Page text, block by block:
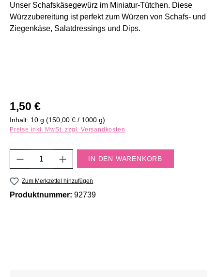
Unser Schafskäsegewürz im Miniatur-Tütchen. Diese
Würzzubereitung ist perfekt zum Würzen von Schafs- und
Ziegenkäse, Salatdressings und Dips.
Regulärer Preis:
1,50 €
Inhalt: 10 g (150,00 € / 1000 g)
Preise inkl. MwSt. zzgl. Versandkosten
Produkt Anzahl: Gib den gewünschten
IN DEN WARENKORB
Zum Merkzettel hinzufügen
Produktnummer: 92739